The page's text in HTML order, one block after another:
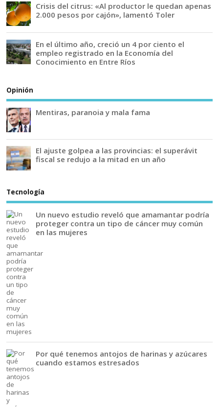
Crisis del citrus: «Al productor le quedan apenas
2.000 pesos por cajón», lamentó Toler
En el último año, creció un 4 por ciento el
empleo registrado en la Economía del
Conocimiento en Entre Ríos
Opinión
Mentiras, paranoia y mala fama
El ajuste golpea a las provincias: el superávit
fiscal se redujo a la mitad en un año
Tecnología
Un nuevo estudio reveló que amamantar podría
proteger contra un tipo de cáncer muy común
en las mujeres
Por qué tenemos antojos de harinas y azúcares
cuando estamos estresados